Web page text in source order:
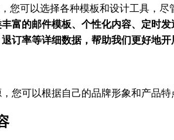
您可以选择各种模板和设计工具，
富的邮件模板、个性化内容、定时
订率等详细数据，帮助我们更好地开
您可以根据自己的品牌形象和产品